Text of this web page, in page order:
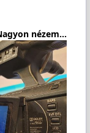
nézem...